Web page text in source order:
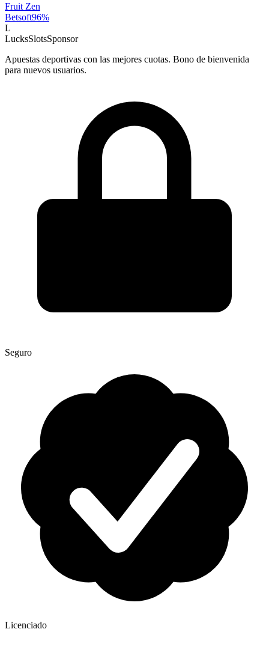
Fruit Zen
Betsoft96%
L
LucksSlotsSponsor
Apuestas deportivas con las mejores cuotas. Bono de bienvenida
para nuevos usuarios.
Seguro
Licenciado